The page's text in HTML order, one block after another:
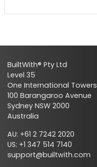
BuiltWith® Pty Ltd
Level 35
One International Towers
100 Barangaroo Avenue
Sydney NSW 2000
Australia
AU: +61 2 7242 2020
US: +1 347 514 7140
support@builtwith.com